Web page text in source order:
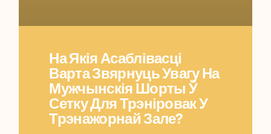
На Якія Асаблівасці
Варта Звярнуць Увагу На
Мужчынскія Шорты Ў
Сетку Для Трэніровак У
Трэнажорнай Зале?